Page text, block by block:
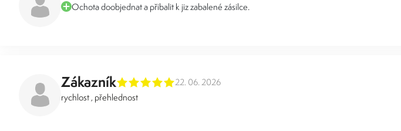
Ochota doobjednat a přibalit k jiz zabalené zásilce.
Zákazník 22. 06. 2026
rychlost , přehlednost